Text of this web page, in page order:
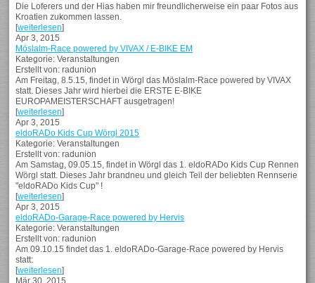
Die Loferers und der Hias haben mir freundlicherweise ein paar Fotos aus
Kroatien zukommen lassen.
[weiterlesen]
Apr 3, 2015
Möslalm-Race powered by VIVAX / E-BIKE EM
Kategorie: Veranstaltungen
Erstellt von: radunion
Am Freitag, 8.5.15, findet in Wörgl das Möslalm-Race powered by VIVAX
statt. Dieses Jahr wird hierbei die ERSTE E-BIKE
EUROPAMEISTERSCHAFT ausgetragen!
[weiterlesen]
Apr 3, 2015
eldoRADo Kids Cup Wörgl 2015
Kategorie: Veranstaltungen
Erstellt von: radunion
Am Samstag, 09.05.15, findet in Wörgl das 1. eldoRADo Kids Cup Rennen
Wörgl statt. Dieses Jahr brandneu und gleich Teil der beliebten Rennserie
"eldoRADo Kids Cup" !
[weiterlesen]
Apr 3, 2015
eldoRADo-Garage-Race powered by Hervis
Kategorie: Veranstaltungen
Erstellt von: radunion
Am 09.10.15 findet das 1. eldoRADo-Garage-Race powered by Hervis
statt:
[weiterlesen]
Mär 30, 2015